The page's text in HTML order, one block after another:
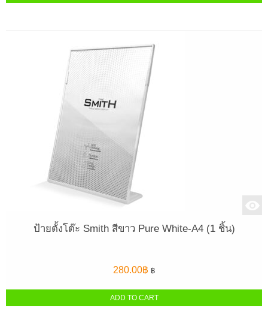
ป้ายตั้งโต๊ะ Smith สีขาว Pure White-A4 (1 ชิ้น)
280.00฿ ฿
ADD TO CART